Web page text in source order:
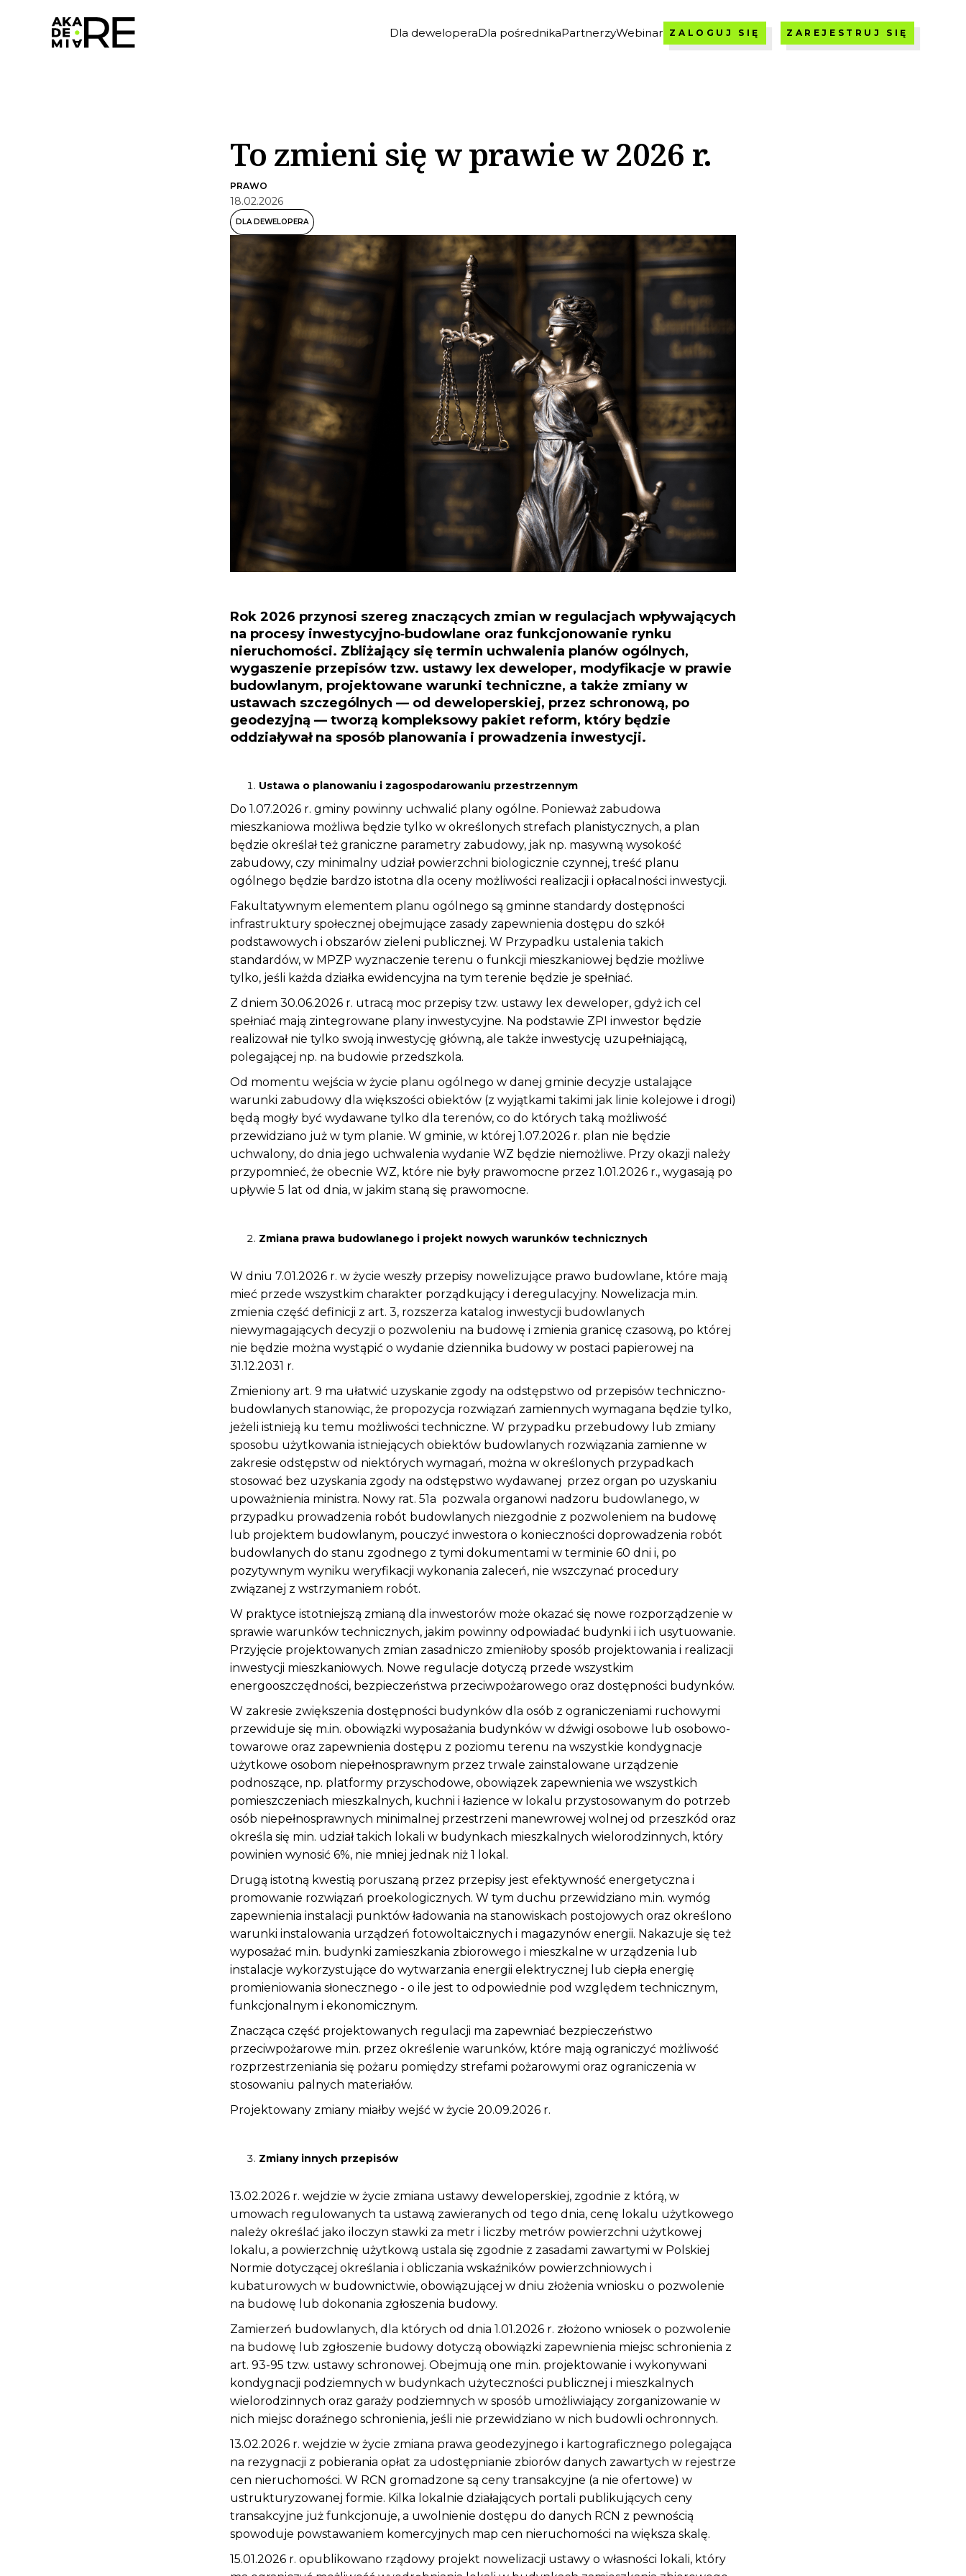
Dla deweloperaDla pośrednikaPartnerzyWebinar ZALOGUJ SIĘ ZAREJESTRUJ SIĘ
To zmieni się w prawie w 2026 r.
PRAWO
18.02.2026
DLA DEWELOPERA
Rok 2026 przynosi szereg znaczących zmian w regulacjach wpływających
na procesy inwestycyjno‑budowlane oraz funkcjonowanie rynku
nieruchomości. Zbliżający się termin uchwalenia planów ogólnych,
wygaszenie przepisów tzw. ustawy lex deweloper, modyfikacje w prawie
budowlanym, projektowane warunki techniczne, a także zmiany w
ustawach szczególnych — od deweloperskiej, przez schronową, po
geodezyjną — tworzą kompleksowy pakiet reform, który będzie
oddziaływał na sposób planowania i prowadzenia inwestycji.
Ustawa o planowaniu i zagospodarowaniu przestrzennym
Do 1.07.2026 r. gminy powinny uchwalić plany ogólne. Ponieważ zabudowa
mieszkaniowa możliwa będzie tylko w określonych strefach planistycznych, a plan
będzie określał też graniczne parametry zabudowy, jak np. masywną wysokość
zabudowy, czy minimalny udział powierzchni biologicznie czynnej, treść planu
ogólnego będzie bardzo istotna dla oceny możliwości realizacji i opłacalności inwestycji.
Fakultatywnym elementem planu ogólnego są gminne standardy dostępności
infrastruktury społecznej obejmujące zasady zapewnienia dostępu do szkół
podstawowych i obszarów zieleni publicznej. W Przypadku ustalenia takich
standardów, w MPZP wyznaczenie terenu o funkcji mieszkaniowej będzie możliwe
tylko, jeśli każda działka ewidencyjna na tym terenie będzie je spełniać.
Z dniem 30.06.2026 r. utracą moc przepisy tzw. ustawy lex deweloper, gdyż ich cel
spełniać mają zintegrowane plany inwestycyjne. Na podstawie ZPI inwestor będzie
realizował nie tylko swoją inwestycję główną, ale także inwestycję uzupełniającą,
polegającej np. na budowie przedszkola.
Od momentu wejścia w życie planu ogólnego w danej gminie decyzje ustalające
warunki zabudowy dla większości obiektów (z wyjątkami takimi jak linie kolejowe i drogi)
będą mogły być wydawane tylko dla terenów, co do których taką możliwość
przewidziano już w tym planie. W gminie, w której 1.07.2026 r. plan nie będzie
uchwalony, do dnia jego uchwalenia wydanie WZ będzie niemożliwe. Przy okazji należy
przypomnieć, że obecnie WZ, które nie były prawomocne przez 1.01.2026 r., wygasają po
upływie 5 lat od dnia, w jakim staną się prawomocne.
Zmiana prawa budowlanego i projekt nowych warunków technicznych
W dniu 7.01.2026 r. w życie weszły przepisy nowelizujące prawo budowlane, które mają
mieć przede wszystkim charakter porządkujący i deregulacyjny. Nowelizacja m.in.
zmienia część definicji z art. 3, rozszerza katalog inwestycji budowlanych
niewymagających decyzji o pozwoleniu na budowę i zmienia granicę czasową, po której
nie będzie można wystąpić o wydanie dziennika budowy w postaci papierowej na
31.12.2031 r.
Zmieniony art. 9 ma ułatwić uzyskanie zgody na odstępstwo od przepisów techniczno-
budowlanych stanowiąc, że propozycja rozwiązań zamiennych wymagana będzie tylko,
jeżeli istnieją ku temu możliwości techniczne. W przypadku przebudowy lub zmiany
sposobu użytkowania istniejących obiektów budowlanych rozwiązania zamienne w
zakresie odstępstw od niektórych wymagań, można w określonych przypadkach
stosować bez uzyskania zgody na odstępstwo wydawanej przez organ po uzyskaniu
upoważnienia ministra. Nowy rat. 51a pozwala organowi nadzoru budowlanego, w
przypadku prowadzenia robót budowlanych niezgodnie z pozwoleniem na budowę
lub projektem budowlanym, pouczyć inwestora o konieczności doprowadzenia robót
budowlanych do stanu zgodnego z tymi dokumentami w terminie 60 dni i, po
pozytywnym wyniku weryfikacji wykonania zaleceń, nie wszczynać procedury
związanej z wstrzymaniem robót.
W praktyce istotniejszą zmianą dla inwestorów może okazać się nowe rozporządzenie w
sprawie warunków technicznych, jakim powinny odpowiadać budynki i ich usytuowanie.
Przyjęcie projektowanych zmian zasadniczo zmieniłoby sposób projektowania i realizacji
inwestycji mieszkaniowych. Nowe regulacje dotyczą przede wszystkim
energooszczędności, bezpieczeństwa przeciwpożarowego oraz dostępności budynków.
W zakresie zwiększenia dostępności budynków dla osób z ograniczeniami ruchowymi
przewiduje się m.in. obowiązki wyposażania budynków w dźwigi osobowe lub osobowo-
towarowe oraz zapewnienia dostępu z poziomu terenu na wszystkie kondygnacje
użytkowe osobom niepełnosprawnym przez trwale zainstalowane urządzenie
podnoszące, np. platformy przyschodowe, obowiązek zapewnienia we wszystkich
pomieszczeniach mieszkalnych, kuchni i łazience w lokalu przystosowanym do potrzeb
osób niepełnosprawnych minimalnej przestrzeni manewrowej wolnej od przeszkód oraz
określa się min. udział takich lokali w budynkach mieszkalnych wielorodzinnych, który
powinien wynosić 6%, nie mniej jednak niż 1 lokal.
Drugą istotną kwestią poruszaną przez przepisy jest efektywność energetyczna i
promowanie rozwiązań proekologicznych. W tym duchu przewidziano m.in. wymóg
zapewnienia instalacji punktów ładowania na stanowiskach postojowych oraz określono
warunki instalowania urządzeń fotowoltaicznych i magazynów energii. Nakazuje się też
wyposażać m.in. budynki zamieszkania zbiorowego i mieszkalne w urządzenia lub
instalacje wykorzystujące do wytwarzania energii elektrycznej lub ciepła energię
promieniowania słonecznego - o ile jest to odpowiednie pod względem technicznym,
funkcjonalnym i ekonomicznym.
Znacząca część projektowanych regulacji ma zapewniać bezpieczeństwo
przeciwpożarowe m.in. przez określenie warunków, które mają ograniczyć możliwość
rozprzestrzeniania się pożaru pomiędzy strefami pożarowymi oraz ograniczenia w
stosowaniu palnych materiałów.
Projektowany zmiany miałby wejść w życie 20.09.2026 r.
Zmiany innych przepisów
13.02.2026 r. wejdzie w życie zmiana ustawy deweloperskiej, zgodnie z którą, w
umowach regulowanych ta ustawą zawieranych od tego dnia, cenę lokalu użytkowego
należy określać jako iloczyn stawki za metr i liczby metrów powierzchni użytkowej
lokalu, a powierzchnię użytkową ustala się zgodnie z zasadami zawartymi w Polskiej
Normie dotyczącej określania i obliczania wskaźników powierzchniowych i
kubaturowych w budownictwie, obowiązującej w dniu złożenia wniosku o pozwolenie
na budowę lub dokonania zgłoszenia budowy.
Zamierzeń budowlanych, dla których od dnia 1.01.2026 r. złożono wniosek o pozwolenie
na budowę lub zgłoszenie budowy dotyczą obowiązki zapewnienia miejsc schronienia z
art. 93-95 tzw. ustawy schronowej. Obejmują one m.in. projektowanie i wykonywani
kondygnacji podziemnych w budynkach użyteczności publicznej i mieszkalnych
wielorodzinnych oraz garaży podziemnych w sposób umożliwiający zorganizowanie w
nich miejsc doraźnego schronienia, jeśli nie przewidziano w nich budowli ochronnych.
13.02.2026 r. wejdzie w życie zmiana prawa geodezyjnego i kartograficznego polegająca
na rezygnacji z pobierania opłat za udostępnianie zbiorów danych zawartych w rejestrze
cen nieruchomości. W RCN gromadzone są ceny transakcyjne (a nie ofertowe) w
ustrukturyzowanej formie. Kilka lokalnie działających portali publikujących ceny
transakcyjne już funkcjonuje, a uwolnienie dostępu do danych RCN z pewnością
spowoduje powstawaniem komercyjnych map cen nieruchomości na większa skalę.
15.01.2026 r. opublikowano rządowy projekt nowelizacji ustawy o własności lokali, który